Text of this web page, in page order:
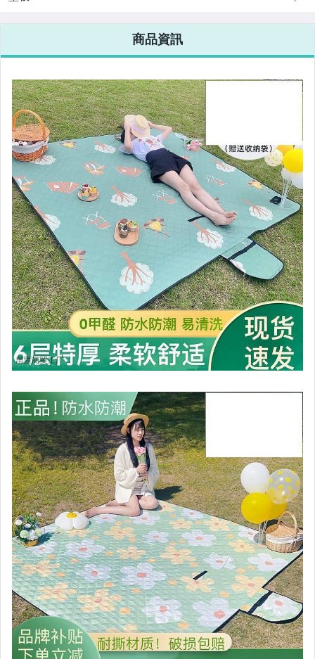
電腦、平板與周邊
運動、戶外與休閒
嬰幼兒與孕婦
汽機車精品百貨
居家、家具與園藝
玩具、模型與公仔
男性精品與服飾
女裝與服飾配件
偶像、球員卡與郵幣
手錶與飾品配件
女包精品與女鞋
家電與影音視聽
商品資訊